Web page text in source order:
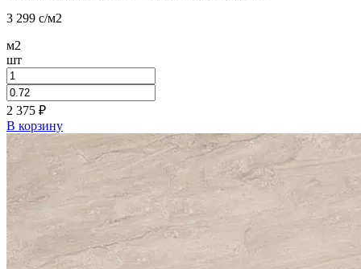
3 299 c/м2
м2
шт
2 375 ₽
В корзину